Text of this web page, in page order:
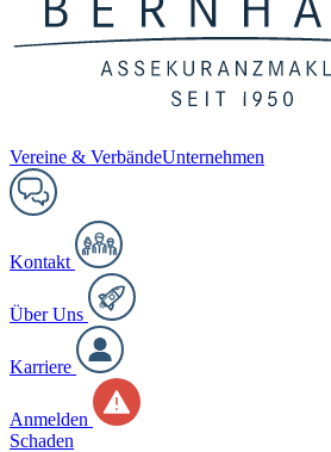
Vereine & VerbändeUnternehmen
Kontakt
Über Uns
Karriere
Anmelden
Schaden